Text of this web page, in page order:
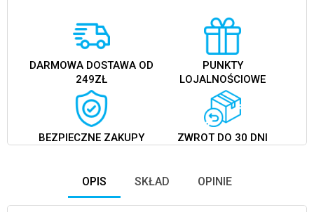
DARMOWA DOSTAWA OD
249ZŁ
PUNKTY
LOJALNOŚCIOWE
BEZPIECZNE ZAKUPY ZWROT DO 30 DNI
OPIS SKŁAD OPINIE